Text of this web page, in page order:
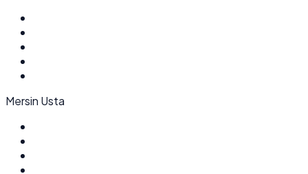
Mersin Usta